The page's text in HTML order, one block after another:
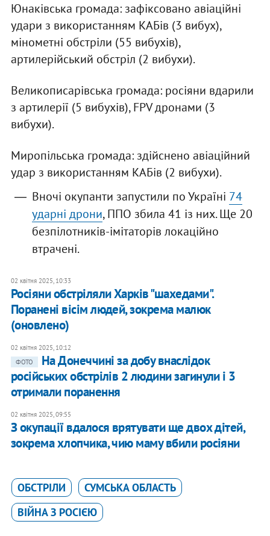
Юнаківська громада: зафіксовано авіаційні
удари з використанням КАБів (3 вибух),
мінометні обстріли (55 вибухів),
артилерійський обстріл (2 вибухи).
Великописарівська громада: росіяни вдарили
з артилерії (5 вибухів), FPV дронами (3
вибухи).
Миропільська громада: здійснено авіаційний
удар з використанням КАБів (2 вибухи).
Вночі окупанти запустили по Україні 74
ударні дрони, ППО збила 41 із них. Ще 20
безпілотників-імітаторів локаційно
втрачені.
02 квітня 2025, 10:33
Росіяни обстріляли Харків "шахедами".
Поранені вісім людей, зокрема малюк
(оновлено)
02 квітня 2025, 10:12
ФОТО
На Донеччині за добу внаслідок
російських обстрілів 2 людини загинули і 3
отримали поранення
02 квітня 2025, 09:55
З окупації вдалося врятувати ще двох дітей,
зокрема хлопчика, чию маму вбили росіяни
ОБСТРІЛИ
СУМСЬКА ОБЛАСТЬ
ВІЙНА З РОСІЄЮ